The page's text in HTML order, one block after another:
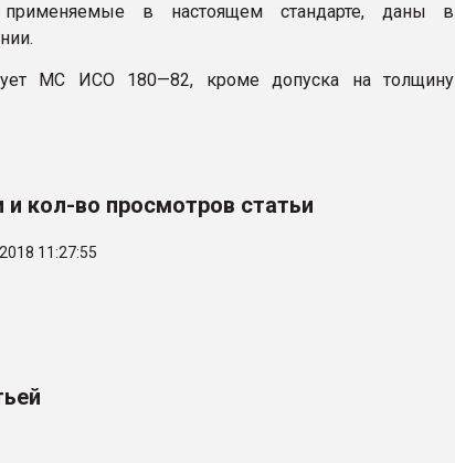
в настоящем стандарте, даны в
МС ИСО 180—82, кроме допуска на толщину
и кол-во просмотров статьи
11:27:55